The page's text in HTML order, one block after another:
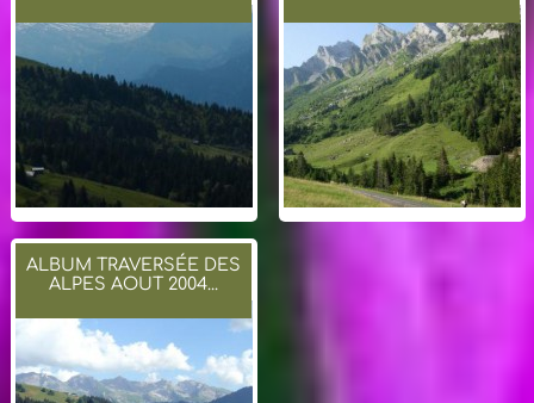
ALBUM TRAVERSÉE DES
ALPES AOUT 2004...